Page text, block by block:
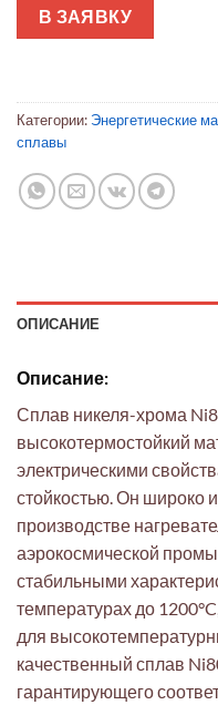
В ЗАЯВКУ
Категории: Энергетические
сплавы
ОПИСАНИЕ
Описание:
Сплав никеля-хрома
высокотермостойкий
электрическими
стойкостью. Он широко
производстве
аэрокосмической
стабильными
температурах до
для
качественный сплав
гарантирующего